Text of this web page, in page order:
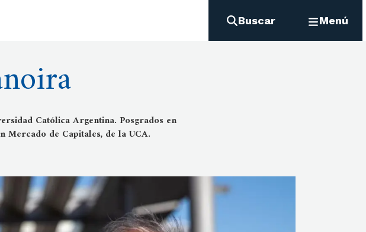
Buscar Menú
Católica Argentina. Posgrados en
Mercado de Capitales, de la UCA.